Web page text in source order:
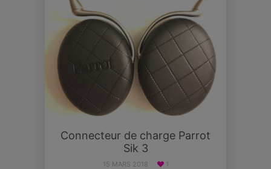
Connecteur de charge Parrot
Sik 3
15 MARS 2018 1